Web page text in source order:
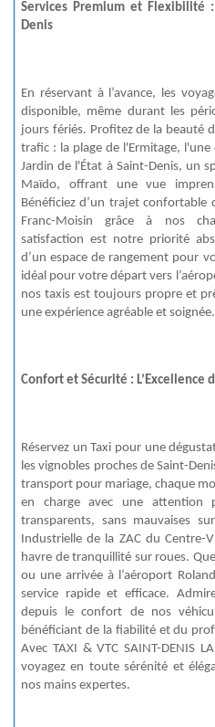
Services Premium et Flexibilité
Denis
En réservant à l’avance, les
disponible, même durant les
jours fériés. Profitez de la beauté
trafic : la plage de l'Ermitage, l'une
Jardin de l'État à Saint-Denis, un
Maïdo, offrant une vue
Bénéficiez d’un trajet confortable
Franc-Moisin grâce à nos
satisfaction est notre priorité
d’un espace de rangement pour
idéal pour votre départ vers
nos taxis est toujours propre et
une expérience agréable et soignée.
Confort et Sécurité : L’Excellence
Réservez un Taxi pour une
les vignobles proches de Saint-
transport pour mariage, chaque
en charge avec une attention
transparents, sans mauvaises
Industrielle de la ZAC du
havre de tranquillité sur roues.
ou une arrivée à l’aéroport
service rapide et efficace.
depuis le confort de nos
bénéficiant de la fiabilité et du
Avec TAXI & VTC SAINT-DENIS
voyagez en toute sérénité et
nos mains expertes.